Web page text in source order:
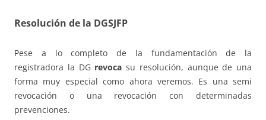
Resolución de la DGSJFP
Pese a lo completo de la fundamentación de la
registradora la DG revoca su resolución, aunque de una
forma muy especial como ahora veremos. Es una semi
revocación o una revocación con determinadas
prevenciones.